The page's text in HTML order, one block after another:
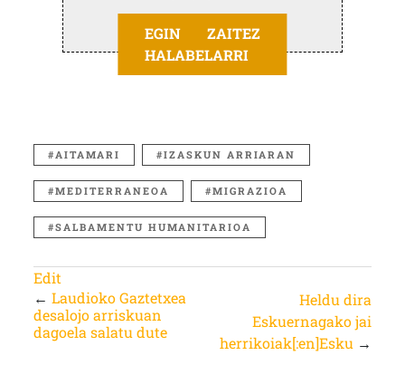
EGIN ZAITEZ
HALABELARRI
AITAMARI IZASKUN ARRIARAN
MEDITERRANEOA MIGRAZIOA
SALBAMENTU HUMANITARIOA
Edit
← Laudioko Gaztetxea
desalojo arriskuan
dagoela salatu dute
Heldu dira
Eskuernagako jai
herrikoiak[:en]Esku →